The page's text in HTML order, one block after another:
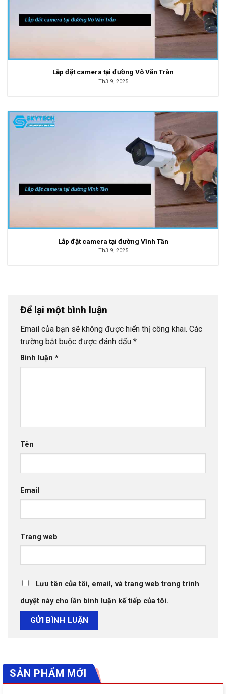
Lắp đặt camera tại đường Võ Văn Trần
Th3 9, 2025
Lắp đặt camera tại đường Vĩnh Tân
Th3 9, 2025
Để lại một bình luận
Email của bạn sẽ không được hiển thị công khai. Các
trường bắt buộc được đánh dấu *
Bình luận *
Tên
Email
Trang web
Lưu tên của tôi, email, và trang web trong trình
duyệt này cho lần bình luận kế tiếp của tôi.
SẢN PHẨM MỚI